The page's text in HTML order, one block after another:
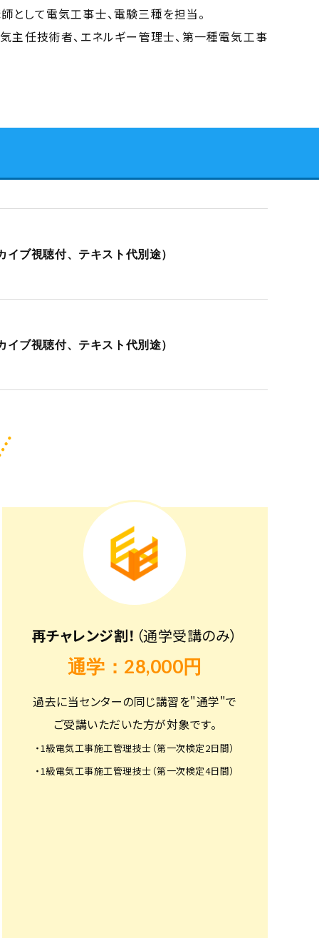
として電気工事士、電験三種を担当。
主任技術者、エネルギー管理士、第一種電気工事
ブ視聴付、テキスト代別途）
ブ視聴付、テキスト代別途）
再チャレンジ割！ （通学受講のみ）
通学：28,000円
過去に当センターの同じ講習を"通学"で
ご受講いただいた方が対象です。
・1級電気工事施工管理技士（第一次検定2日間）
・1級電気工事施工管理技士（第一次検定4日間）